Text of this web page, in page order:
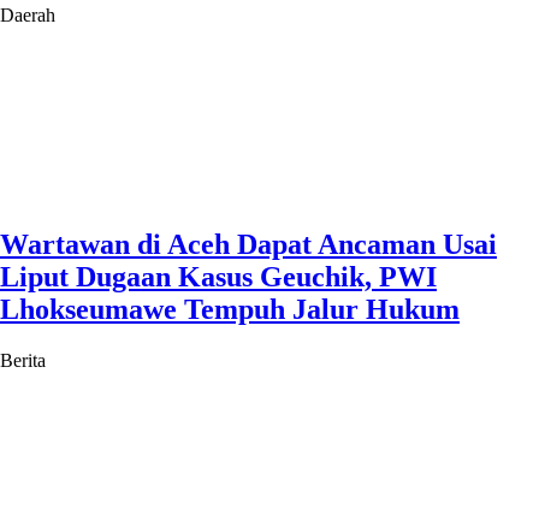
Daerah
Wartawan di Aceh Dapat Ancaman Usai
Liput Dugaan Kasus Geuchik, PWI
Lhokseumawe Tempuh Jalur Hukum
Berita